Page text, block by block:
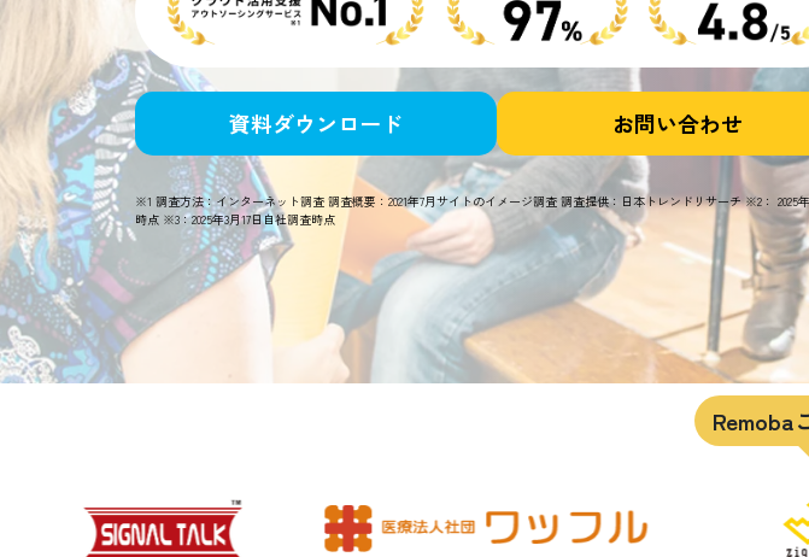
資料ダウンロード お問い合わせ
※1 調査方法：インターネット調査 調査概要：2021年7月サイトのイメージ調査 調査提供：日本トレンドリサーチ ※2： 2025年
時点 ※3：2025年3月17日自社調査時点
Remoba